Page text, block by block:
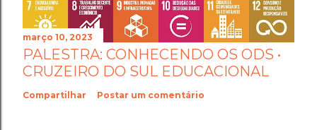
março 10, 2023
PALESTRA: CONHECENDO OS ODS •
CRUZEIRO DO SUL EDUCACIONAL
Compartilhar Postar um comentário